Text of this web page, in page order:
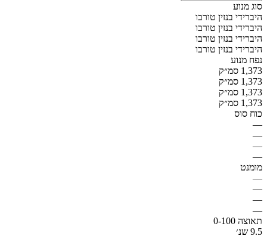
סוג מנוע
היברידי בנזין טורבו
היברידי בנזין טורבו
היברידי בנזין טורבו
היברידי בנזין טורבו
נפח מנוע
1,373 סמ״ק
1,373 סמ״ק
1,373 סמ״ק
1,373 סמ״ק
כוח סוס
—
—
—
—
מומנט
—
—
—
—
תאוצה 0-100
9.5 שנ׳